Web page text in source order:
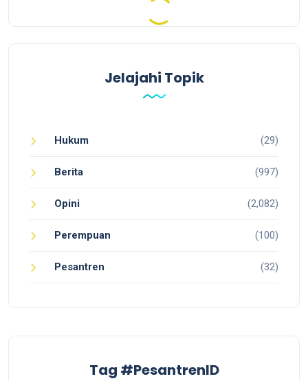
Jelajahi Topik
Hukum (29)
Berita (997)
Opini (2,082)
Perempuan (100)
Pesantren (32)
Tag #PesantrenID